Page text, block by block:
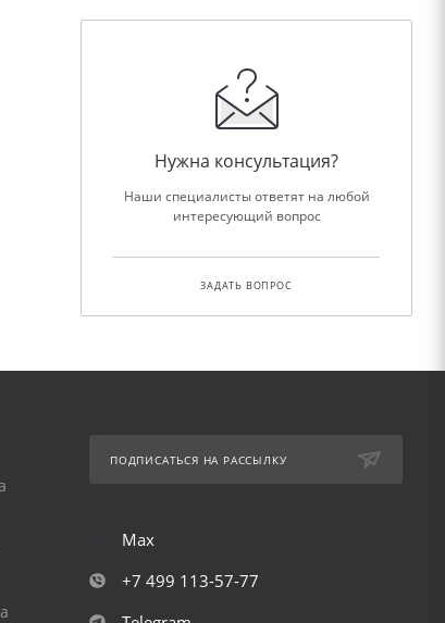
Нужна консультация?
Наши специалисты ответят на любой
интересующий вопрос
ЗАДАТЬ ВОПРОС
ПОДПИСАТЬСЯ НА РАССЫЛКУ
Max
+7 499 113-57-77